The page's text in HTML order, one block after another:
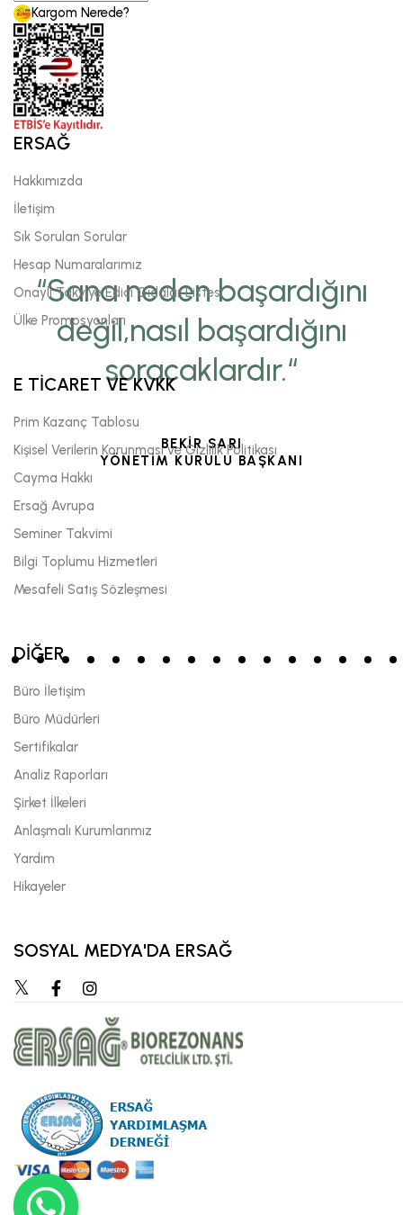
“Sana neden başardığını
değil,nasıl başardığını
soracaklardır.“
BEKİR SARI
YÖNETİM KURULU BAŞKANI
Kargom Nerede?
ERSAĞ
Hakkımızda
İletişim
Sık Sorulan Sorular
Hesap Numaralarımız
Onaylı Takviye Edici Gıdalar Listesi
Ülke Promosyonları
E TİCARET VE KVKK
Prim Kazanç Tablosu
Kişisel Verilerin Korunması ve Gizlilik Politikası
Cayma Hakkı
Ersağ Avrupa
Seminer Takvimi
Bilgi Toplumu Hizmetleri
Mesafeli Satış Sözleşmesi
DİĞER
Büro İletişim
Büro Müdürleri
Sertifikalar
Analiz Raporları
Şirket İlkeleri
Anlaşmalı Kurumlarımız
Yardım
Hikayeler
SOSYAL MEDYA'DA ERSAĞ